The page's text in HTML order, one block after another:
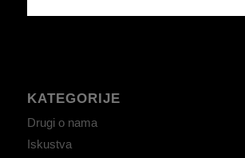
KATEGORIJE
Drugi o nama
Iskustva